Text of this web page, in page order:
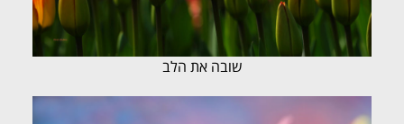
שובה את הלב